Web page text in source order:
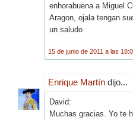
enhorabuena a Miguel
Aragon, ojala tengan
un saludo
15 de junio de 2011 a las
Enrique Martín dijo...
David:
Muchas gracias. Yo te